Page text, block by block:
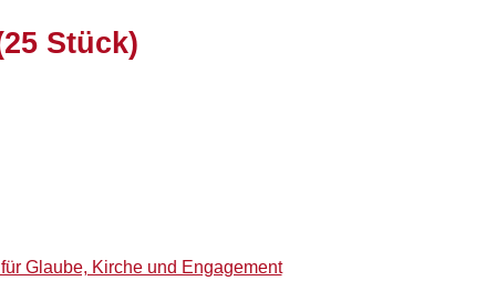
Stück)
Glaube, Kirche und Engagement